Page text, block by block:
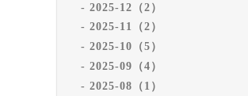
2025-12（2）
2025-11（2）
2025-10（5）
2025-09（4）
2025-08（1）